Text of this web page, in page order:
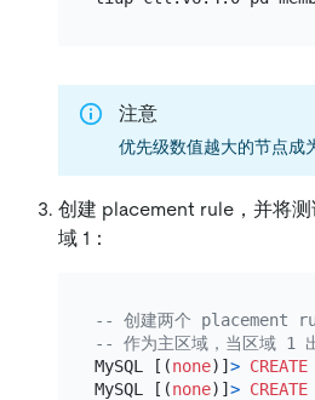
注意
优先级数值越大的节点成
创建 placement rule，并将
域 1：
-- 创建两个 placement
-- 作为主区域，当区域 1
MySQL [(none)] > CREATE
MySQL [(none)] > CREATE